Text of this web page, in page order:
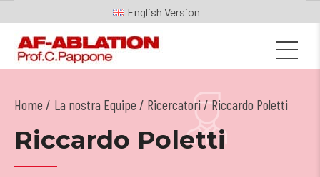
English
Home La nostra Equipe / Ricercatori/ Riccardo Poletti
Riccardo Poletti